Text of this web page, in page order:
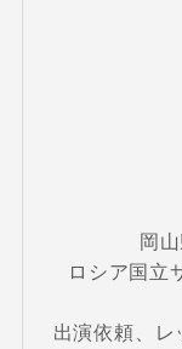
岡
ロシア国立
出演依頼、